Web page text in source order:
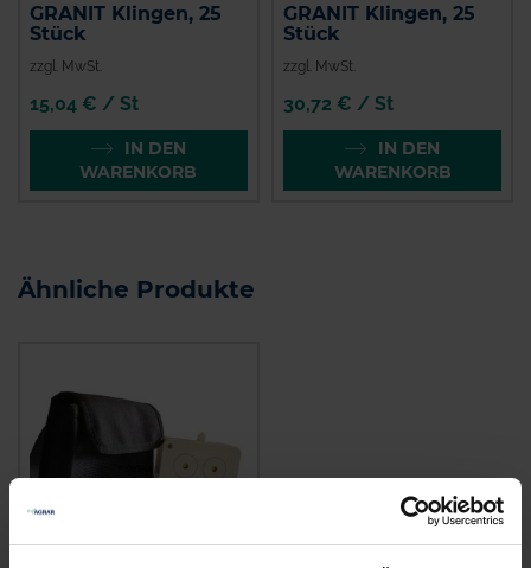
GRANIT Klingen, 25
Stück
zzgl. MwSt.
15,04 € / St
IN DEN
WARENKORB
GRANIT Klingen, 25
Stück
zzgl. MwSt.
30,72 € / St
IN DEN
WARENKORB
Ähnliche Produkte